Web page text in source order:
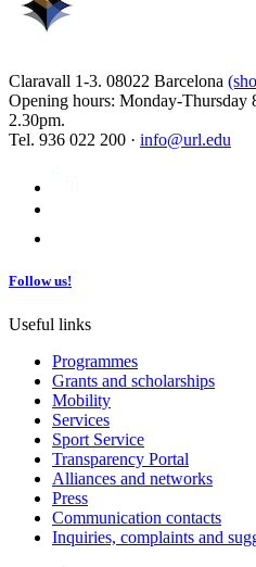
Claravall 1-3. 08022 Barcelona
Opening hours: Monday-Thursday
2.30pm.
Tel. 936 022 200 · info@url.edu
Follow us!
Useful links
Programmes
Grants and scholarships
Mobility
Services
Sport Service
Transparency Portal
Alliances and networks
Press
Communication contacts
Inquiries, complaints and